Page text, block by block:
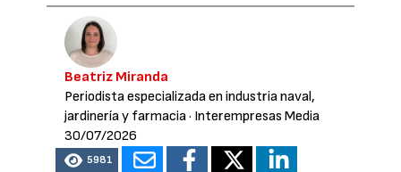
Beatriz Miranda
Periodista especializada en industria naval,
jardinería y farmacia· Interempresas Media
30/07/2026
5981